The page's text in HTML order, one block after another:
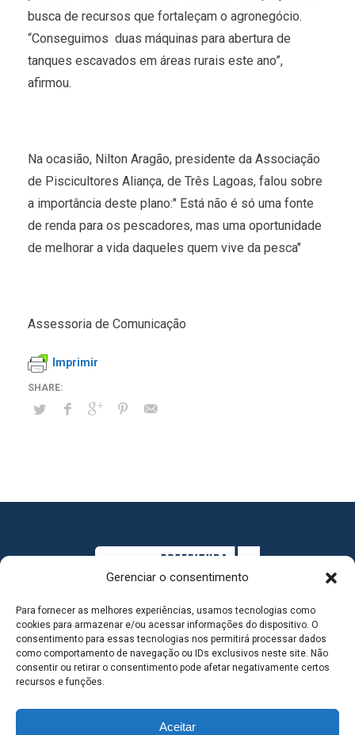
Gerenciar o consentimento
Para fornecer as melhores experiências, usamos tecnologias como
cookies para armazenar e/ou acessar informações do dispositivo. O
consentimento para essas tecnologias nos permitirá processar dados
como comportamento de navegação ou IDs exclusivos neste site. Não
consentir ou retirar o consentimento pode afetar negativamente certos
recursos e funções.
Aceitar
busca de recursos que fortaleçam o agronegócio.
“Conseguimos duas máquinas para abertura de
tanques escavados em áreas rurais este ano”,
afirmou.
Na ocasião, Nilton Aragão, presidente da Associação
de Piscicultores Aliança, de Três Lagoas, falou sobre
a importância deste plano:" Está não é só uma fonte
de renda para os pescadores, mas uma oportunidade
de melhorar a vida daqueles quem vive da pesca"
Assessoria de Comunicação
Imprimir
MAPA DO SITE